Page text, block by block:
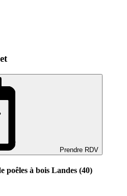
Prendre RDV
poêles à bois Landes (40)